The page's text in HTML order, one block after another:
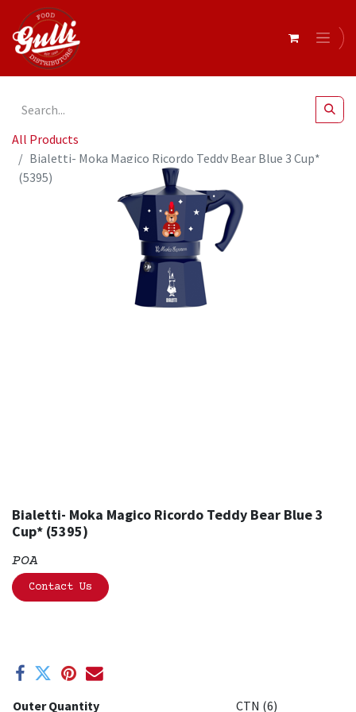
All Products
Bialetti- Moka Magico Ricordo Teddy Bear Blue 3 Cup*
(5395)
Bialetti- Moka Magico Ricordo Teddy Bear Blue 3
Cup* (5395)
POA
Contact Us
Outer Quantity CTN (6)